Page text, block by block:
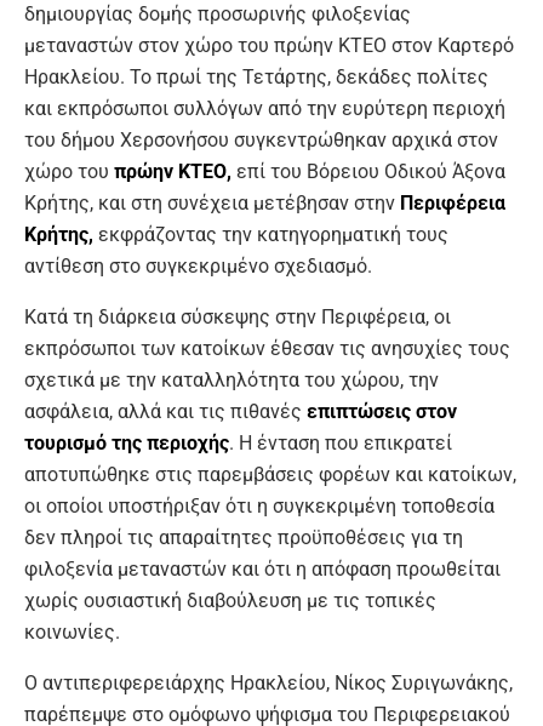
δημιουργίας δομής προσωρινής φιλοξενίας
μεταναστών στον χώρο του πρώην ΚΤΕΟ στον Καρτερό
Ηρακλείου. Το πρωί της Τετάρτης, δεκάδες πολίτες
και εκπρόσωποι συλλόγων από την ευρύτερη περιοχή
του δήμου Χερσονήσου συγκεντρώθηκαν αρχικά στον
χώρο του πρώην ΚΤΕΟ, επί του Βόρειου Οδικού Άξονα
Κρήτης, και στη συνέχεια μετέβησαν στην Περιφέρεια
Κρήτης, εκφράζοντας την κατηγορηματική τους
αντίθεση στο συγκεκριμένο σχεδιασμό.
Κατά τη διάρκεια σύσκεψης στην Περιφέρεια, οι
εκπρόσωποι των κατοίκων έθεσαν τις ανησυχίες τους
σχετικά με την καταλληλότητα του χώρου, την
ασφάλεια, αλλά και τις πιθανές επιπτώσεις στον
τουρισμό της περιοχής. Η ένταση που επικρατεί
αποτυπώθηκε στις παρεμβάσεις φορέων και κατοίκων,
οι οποίοι υποστήριξαν ότι η συγκεκριμένη τοποθεσία
δεν πληροί τις απαραίτητες προϋποθέσεις για τη
φιλοξενία μεταναστών και ότι η απόφαση προωθείται
χωρίς ουσιαστική διαβούλευση με τις τοπικές
κοινωνίες.
Ο αντιπεριφερειάρχης Ηρακλείου, Νίκος Συριγωνάκης,
παρέπεμψε στο ομόφωνο ψήφισμα του Περιφερειακού